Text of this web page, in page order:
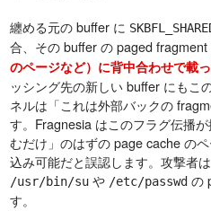
纏める元の buffer に
合、その buffer の paged fragment
のページなど）に背中合わせで載
ッシング先の新しい buffer にもこ
ネルは「これは外部バックの
す。Fragnesia はこのフラグ伝播
むだけ」のはずの page cache の
込み可能だと誤認します。攻撃者
/usr/bin/su や /etc/passwd の
す。